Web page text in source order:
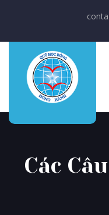
Các